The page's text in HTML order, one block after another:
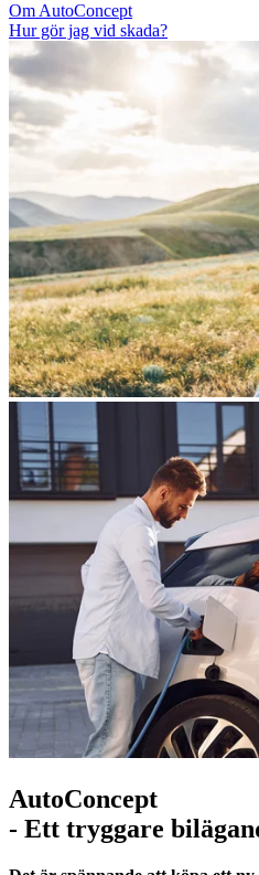
Om AutoConcept
Hur gör jag vid skada?
AutoConcept
- Ett tryggare